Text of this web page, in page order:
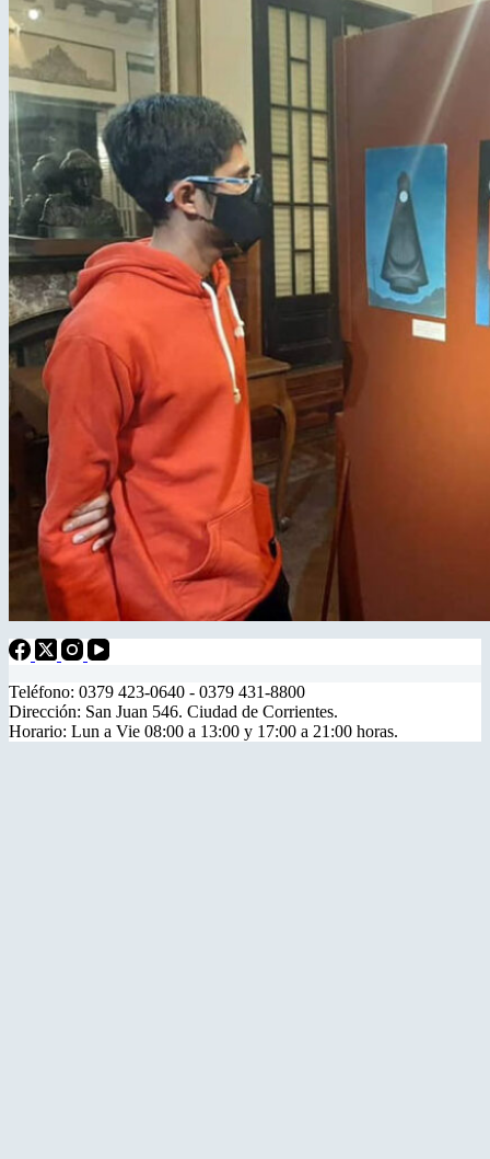
Teléfono: 0379 423-0640 - 0379 431-8800
Dirección: San Juan 546. Ciudad de Corrientes.
Horario: Lun a Vie 08:00 a 13:00 y 17:00 a 21:00 horas.